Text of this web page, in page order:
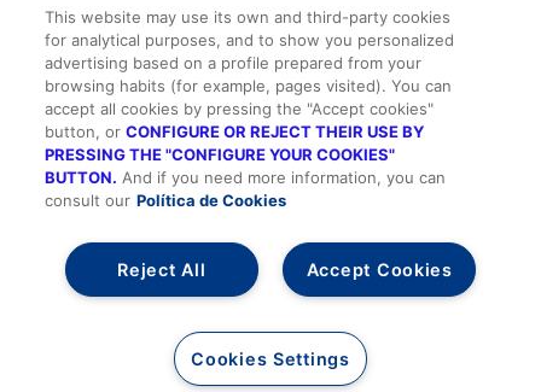
importados de EE.UU. y las opiniones y tendencias más
destacadas desde la pluma de nuestros colaboradores
habituales y nuestros colaboradores especiales.
Todos los derechos reservados |Suscripción
Política de privacidad
Contacto
Alta/Acceder
This website may use its own and third-party cookies
for analytical purposes, and to show you personalized
advertising based on a profile prepared from your
browsing habits (for example, pages visited). You can
accept all cookies by pressing the "Accept cookies"
button, orCONFIGURE OR REJECT THEIR USE BY
PRESSING THE "CONFIGURE YOUR COOKIES"
BUTTON. And if you need more information, you can
consult our Política de Cookies
Accept Cookies
Reject All
Cookies Settings